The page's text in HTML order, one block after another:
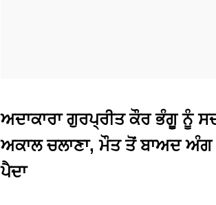
ਅਦਾਕਾਰਾ ਗੁਰਪ੍ਰੀਤ ਕੌਰ ਭੰਗੂ ਨੂੰ
ਅਕਾਲ ਚਲਾਣਾ, ਮੌਤ ਤੋਂ ਬਾਅਦ ਅੰਗ
ਪੈਦਾ